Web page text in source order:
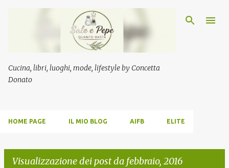
Passa ai contenuti principali
Cucina, libri, luoghi, mode, lifestyle by Concetta
Donato
HOME PAGE IL MIO BLOG AIFB ELITE
Visualizzazione dei post da febbraio, 2016